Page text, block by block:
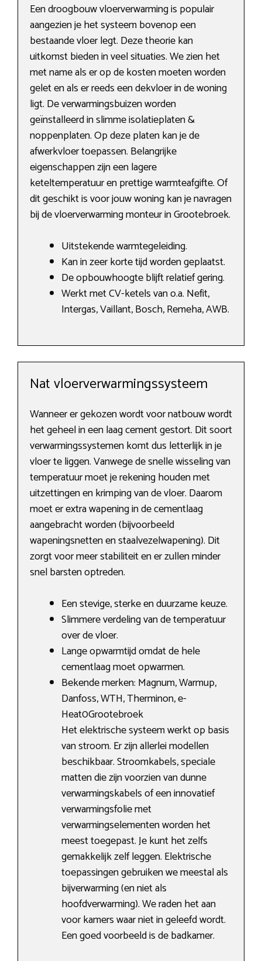
Een droogbouw vloerverwarming is populair
aangezien je het systeem bovenop een
bestaande vloer legt. Deze theorie kan
uitkomst bieden in veel situaties. We zien het
met name als er op de kosten moeten worden
gelet en als er reeds een dekvloer in de woning
ligt. De verwarmingsbuizen worden
geïnstalleerd in slimme isolatieplaten &
noppenplaten. Op deze platen kan je de
afwerkvloer toepassen. Belangrijke
eigenschappen zijn een lagere
keteltemperatuur en prettige warmteafgifte. Of
dit geschikt is voor jouw woning kan je navragen
bij de vloerverwarming monteur in Grootebroek.
Uitstekende warmtegeleiding.
Kan in zeer korte tijd worden geplaatst.
De opbouwhoogte blijft relatief gering.
Werkt met CV-ketels van o.a. Nefit,
Intergas, Vaillant, Bosch, Remeha, AWB.
Nat vloerverwarmingssysteem
Wanneer er gekozen wordt voor natbouw wordt
het geheel in een laag cement gestort. Dit soort
verwarmingssystemen komt dus letterlijk in je
vloer te liggen. Vanwege de snelle wisseling van
temperatuur moet je rekening houden met
uitzettingen en krimping van de vloer. Daarom
moet er extra wapening in de cementlaag
aangebracht worden (bijvoorbeeld
wapeningsnetten en staalvezelwapening). Dit
zorgt voor meer stabiliteit en er zullen minder
snel barsten optreden.
Een stevige, sterke en duurzame keuze.
Slimmere verdeling van de temperatuur
over de vloer.
Lange opwarmtijd omdat de hele
cementlaag moet opwarmen.
Bekende merken: Magnum, Warmup,
Danfoss, WTH, Therminon, e-
Heat0Grootebroek
Het elektrische systeem werkt op basis
van stroom. Er zijn allerlei modellen
beschikbaar. Stroomkabels, speciale
matten die zijn voorzien van dunne
verwarmingskabels of een innovatief
verwarmingsfolie met
verwarmingselementen worden het
meest toegepast. Je kunt het zelfs
gemakkelijk zelf leggen. Elektrische
toepassingen gebruiken we meestal als
bijverwarming (en niet als
hoofdverwarming). We raden het aan
voor kamers waar niet in geleefd wordt.
Een goed voorbeeld is de badkamer.